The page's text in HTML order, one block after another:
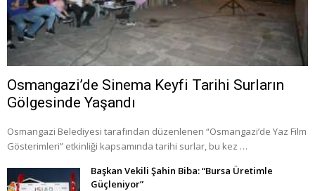
Osmangazi’de Sinema Keyfi Tarihi Surların
Gölgesinde Yaşandı
Osmangazi Belediyesi tarafından düzenlenen “Osmangazi’de Yaz Film
Gösterimleri” etkinliği kapsamında tarihi surlar, bu kez …
Başkan Vekili Şahin Biba: “Bursa Üretimle
Güçleniyor”